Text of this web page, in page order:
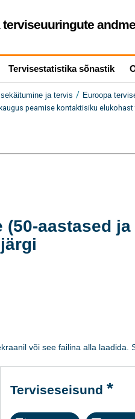
Tervisestatistika sõnastik
ja tervis / Euroopa
peamise kontaktisiku
(50-aastased
või see failina alla
Terviseseisund